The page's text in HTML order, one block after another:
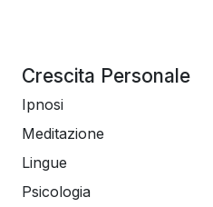
Crescita Personale
Ipnosi
Meditazione
Lingue
Psicologia